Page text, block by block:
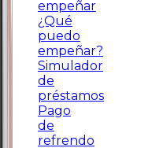
empeñar
¿Qué
puedo
empeñar?
Simulador
de
préstamos
Pago
de
refrendo